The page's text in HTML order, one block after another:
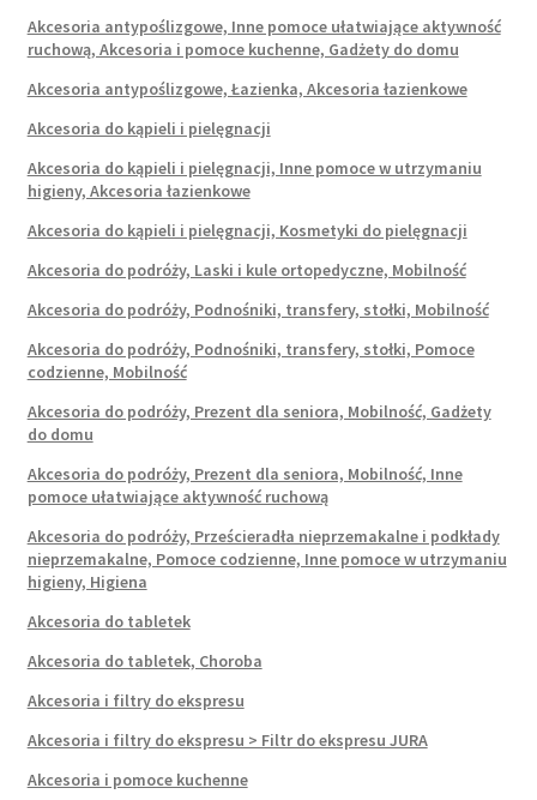
Akcesoria antypoślizgowe, Inne pomoce ułatwiające aktywność
ruchową, Akcesoria i pomoce kuchenne, Gadżety do domu
Akcesoria antypoślizgowe, Łazienka, Akcesoria łazienkowe
Akcesoria do kąpieli i pielęgnacji
Akcesoria do kąpieli i pielęgnacji, Inne pomoce w utrzymaniu
higieny, Akcesoria łazienkowe
Akcesoria do kąpieli i pielęgnacji, Kosmetyki do pielęgnacji
Akcesoria do podróży, Laski i kule ortopedyczne, Mobilność
Akcesoria do podróży, Podnośniki, transfery, stołki, Mobilność
Akcesoria do podróży, Podnośniki, transfery, stołki, Pomoce
codzienne, Mobilność
Akcesoria do podróży, Prezent dla seniora, Mobilność, Gadżety
do domu
Akcesoria do podróży, Prezent dla seniora, Mobilność, Inne
pomoce ułatwiające aktywność ruchową
Akcesoria do podróży, Prześcieradła nieprzemakalne i podkłady
nieprzemakalne, Pomoce codzienne, Inne pomoce w utrzymaniu
higieny, Higiena
Akcesoria do tabletek
Akcesoria do tabletek, Choroba
Akcesoria i filtry do ekspresu
Akcesoria i filtry do ekspresu > Filtr do ekspresu JURA
Akcesoria i pomoce kuchenne